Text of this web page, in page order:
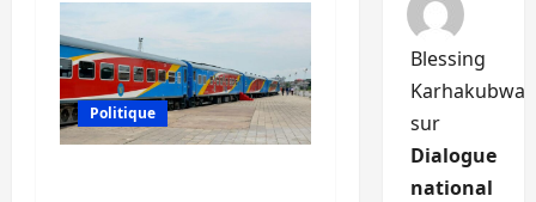
Politique
Blessing
Karhakubwa
sur
Dialogue
national